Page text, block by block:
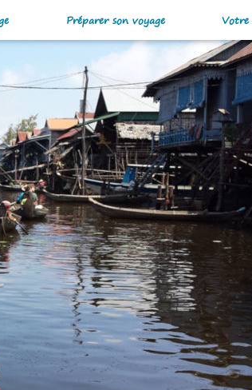
Préparer son voyage Votre